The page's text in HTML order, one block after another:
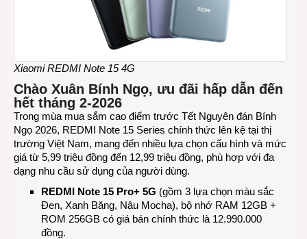
Xiaomi REDMI Note 15 4G
Chào Xuân Bính Ngọ, ưu đãi hấp dẫn đến
hết tháng 2-2026
Trong mùa mua sắm cao điểm trước Tết Nguyên đán Bính
Ngọ 2026, REDMI Note 15 Series chính thức lên kệ tại thị
trường Việt Nam, mang đến nhiều lựa chọn cấu hình và mức
giá từ 5,99 triệu đồng đến 12,99 triệu đồng, phù hợp với đa
dạng nhu cầu sử dụng của người dùng.
REDMI Note 15 Pro+ 5G (gồm 3 lựa chọn màu sắc
Đen, Xanh Băng, Nâu Mocha), bộ nhớ RAM 12GB +
ROM 256GB có giá bán chính thức là 12.990.000
đồng.